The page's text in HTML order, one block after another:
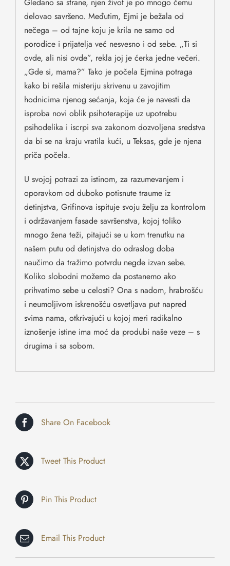
delovao savršeno. Međutim, Ejmi je bežala od
nečega – od tajne koju je krila ne samo od
porodice i prijatelja već nesvesno i od sebe. „Ti si
ovde, ali nisi ovde”, rekla joj je ćerka jedne večeri.
„Gde si, mama?” Tako je počela Ejmina potraga
kako bi rešila misteriju skrivenu u zavojitim
hodnicima njenog sećanja, koja će je navesti da
isproba novi oblik psihoterapije uz upotrebu
psihodelika i iscrpi sva zakonom dozvoljena sredstva
da bi se na kraju vratila kući, u Teksas, gde je njena
priča počela.
U svojoj potrazi za istinom, za razumevanjem i
oporavkom od duboko potisnute traume iz
detinjstva, Grifinova ispituje svoju želju za kontrolom
i održavanjem fasade savršenstva, kojoj toliko
mnogo žena teži, pitajući se u kom trenutku na
našem putu od detinjstva do odraslog doba
naučimo da tražimo potvrdu negde izvan sebe.
Koliko slobodni možemo da postanemo ako
prihvatimo sebe u celosti? Ona s nadom, hrabrošću
i neumoljivom iskrenošću osvetljava put napred
svima nama, otkrivajući u kojoj meri radikalno
iznošenje istine ima moć da produbi naše veze – s
drugima i sa sobom.
Share On Facebook
Tweet This Product
Pin This Product
Email This Product